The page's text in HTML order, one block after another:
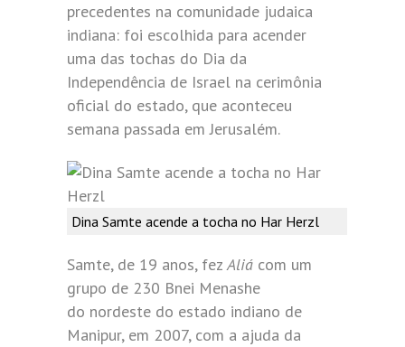
precedentes na comunidade judaica
indiana: foi escolhida para acender
uma das tochas do Dia da
Independência de Israel na cerimônia
oficial do estado, que aconteceu
semana passada em Jerusalém.
Dina Samte acende a tocha no Har Herzl
Samte, de 19 anos, fezAliá com um
grupo de 230 Bnei Menashe
do nordeste do estado indiano de
Manipur, em 2007, com a ajuda da